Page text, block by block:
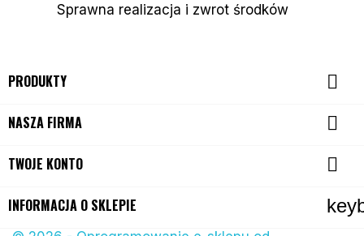
Sprawna realizacja i zwrot środków
PRODUKTY 
NASZA FIRMA 
TWOJE KONTO 
INFORMACJA O SKLEPIE